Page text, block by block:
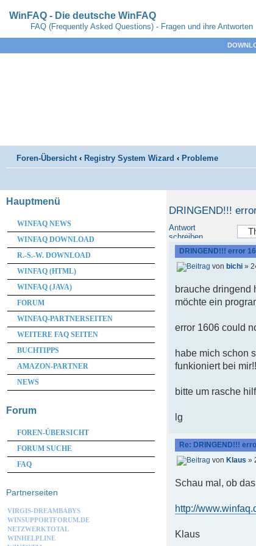
WinFAQ - Die deutsche WinFAQ
FAQ (Frequently Asked Questions) - Fragen und ihre Antworten
Foren-Übersicht ‹ Registry System Wizard ‹ Probleme
DRINGEND!!!
Antwort
schreiben
DRINGEND!!! error
von bichi »
brauche dringend
möchte ein
error 1606 could
habe mich schon
funkioniert bei
bitte um rasche
lg
Re: DRINGEND!!!
vonKlaus »
Schau mal, ob
http://
Klaus
Hauptmenü
WINFAQ NEWS
WINFAQ DOWNLOAD
R.-S.-W. DOWNLOAD
WINFAQ (HTML)
WINFAQ (JAVA)
FORUM
WINFAQ-PARTNERSEITEN
WEITERE FAQ SEITEN
BUCHTIPPS
AMAZON-PARTNER
NEWS
Forum
FOREN-ÜBERSICHT
FORUM SUCHE
FAQ
Partnerseiten
VIRGIS-DREAMBABYS
WINSUPPORTFORUM.DE
NETZWERKTOTAL
WINHELPLINE